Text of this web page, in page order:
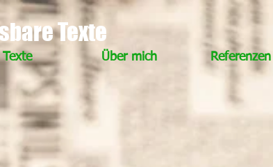
Texte
Texte Über mich Referenzen